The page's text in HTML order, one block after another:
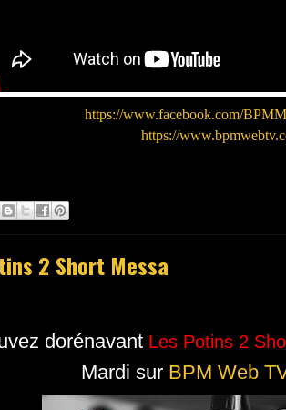
https://www.facebook.com/
https://
2 Short Messa
dorénavant Les Potins 2
Mardi sur BPM Web